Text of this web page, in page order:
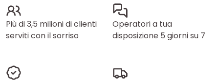
Più di 3,5 milioni di clienti
serviti con il sorriso
Operatori a tua
disposizione 5 giorni su 7